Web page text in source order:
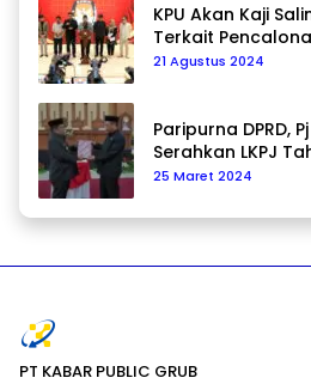
KPU Akan Kaji
Terkait
21 Agustus 2024
Paripurna DPRD,
Serahkan LKPJ
25 Maret 2024
PT KABAR PUBLIC GRUB